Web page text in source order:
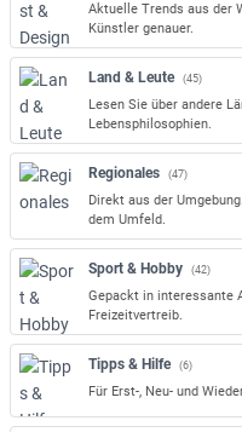
Aktuelle Trends aus der
Künstler genauer.
Land & Leute (45)
Lesen Sie über andere
Lebensphilosophien.
Regionales (47)
Direkt aus der
dem Umfeld.
Sport & Hobby (42)
Gepackt in interessante
Freizeitvertreib.
Tipps & Hilfe (6)
Für Erst-, Neu- und